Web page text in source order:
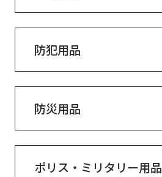
防犯用品
防災用品
ポリス・ミリタリー用品